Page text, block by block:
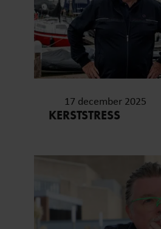
17 december 2025
KERSTSTRESS